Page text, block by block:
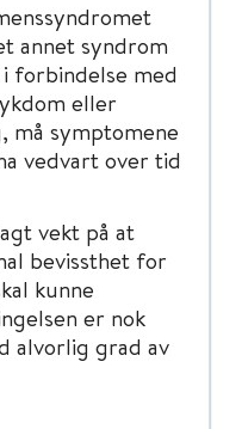
annet syndrom
forbindelse med
eller
må symptomene
vedvart over tid
vekt på at
bevissthet for
kunne
er nok
alvorlig grad av